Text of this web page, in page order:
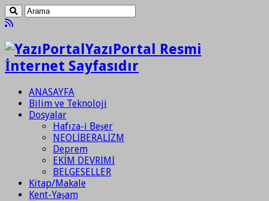
YazıPortal Resmi
İnternet Sayfasıdır
ANASAYFA
Bilim ve Teknoloji
Dosyalar
Hafıza-i Beşer
NEOLİBERALİZM
Deprem
EKİM DEVRİMİ
BELGESELLER
Kitap/Makale
Kent-Yaşam